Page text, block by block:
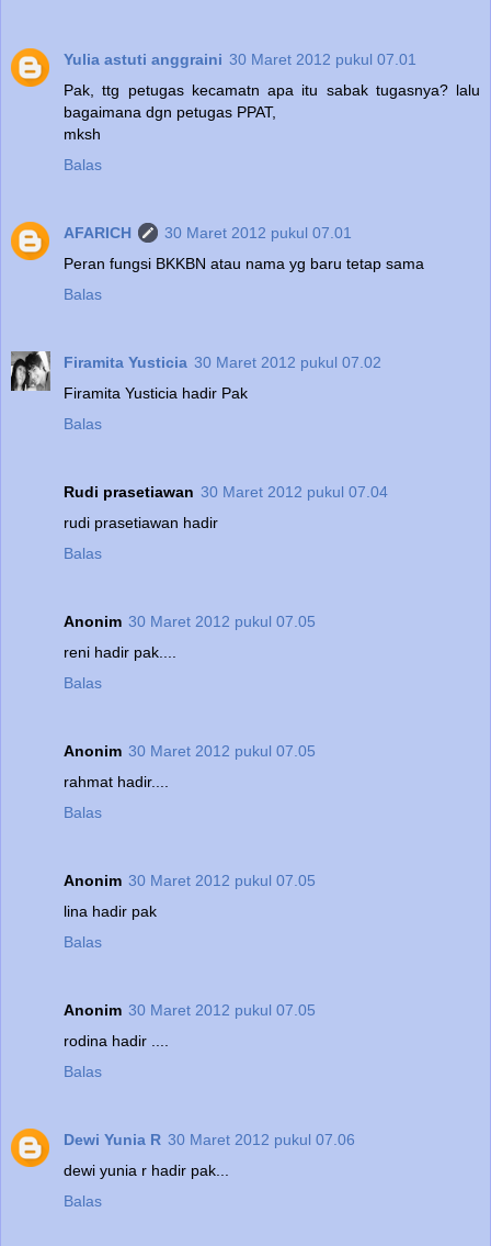
Yulia astuti anggraini 30 Maret 2012 pukul 07.01
Pak, ttg petugas kecamatn apa itu sabak tugasnya? lalu
bagaimana dgn petugas PPAT,
mksh
Balas
AFARICH
30 Maret 2012 pukul 07.01
Peran fungsi BKKBN atau nama yg baru tetap sama
Balas
Firamita Yusticia 30 Maret 2012 pukul 07.02
Firamita Yusticia hadir Pak
Balas
Rudi prasetiawan 30 Maret 2012 pukul 07.04
rudi prasetiawan hadir
Balas
Anonim 30 Maret 2012 pukul 07.05
reni hadir pak....
Balas
Anonim 30 Maret 2012 pukul 07.05
rahmat hadir....
Balas
Anonim 30 Maret 2012 pukul 07.05
lina hadir pak
Balas
Anonim 30 Maret 2012 pukul 07.05
rodina hadir ....
Balas
Dewi Yunia R 30 Maret 2012 pukul 07.06
dewi yunia r hadir pak...
Balas